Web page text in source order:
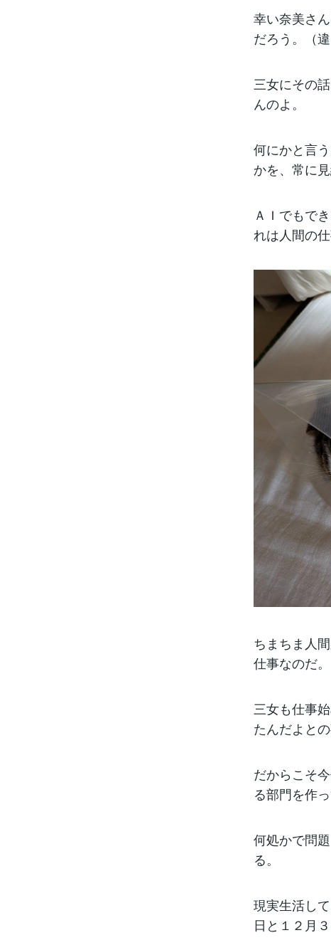
幸い奈美さ
だろう。（
三女にその
んのよ。
何にかと言
かを、常に
ＡＩでもで
れは人間の仕
ちまちま人
仕事なのだ。
三女も仕事
たんだよとの
だからこそ
る部門を作
何処かで問
る。
現実生活し
日と１２月